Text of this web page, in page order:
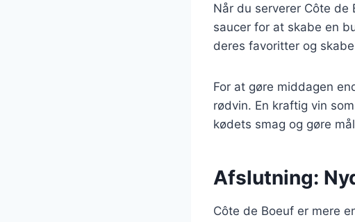
Når du serverer Côte
saucer for at skabe en
deres favoritter og
For at gøre middagen
rødvin. En kraftig vin
kødets smag og gøre
Afslutning:
Côte de Boeuf er mere